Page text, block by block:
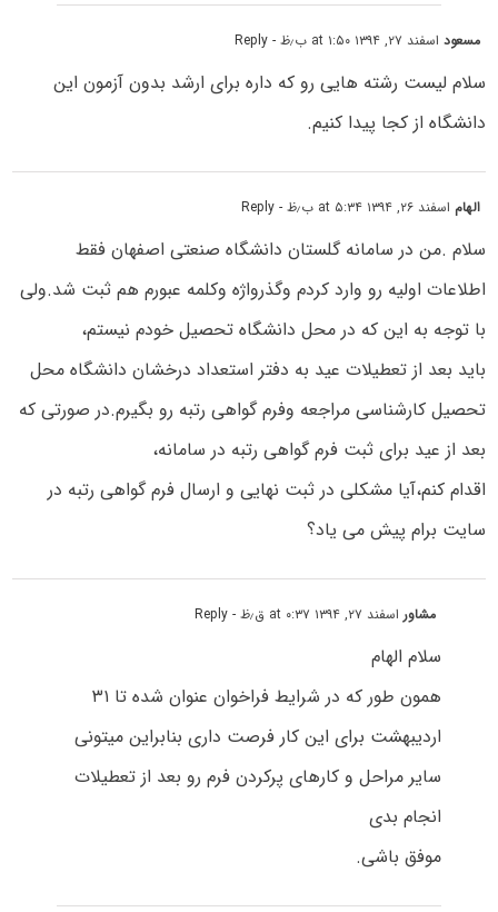
مسعوداسفند ۲۷, ۱۳۹۴ at ۱:۵۰ ب٫ظ - Reply
سلام لیست رشته هایی رو که داره برای ارشد بدون آزمون این
دانشگاه از کجا پیدا کنیم.
الهام اسفند ۲۶, ۱۳۹۴ at ۵:۳۴ ب٫ظ - Reply
سلام .من در سامانه گلستان دانشگاه صنعتی اصفهان فقط
اطلاعات اولیه رو وارد کردم وگذرواژه وکلمه عبورم هم ثبت شد.ولی
با توجه به این که در محل دانشگاه تحصیل خودم نیستم،
باید بعد از تعطیلات عید به دفتر استعداد درخشان دانشگاه محل
تحصیل کارشناسی مراجعه وفرم گواهی رتبه رو بگیرم.در صورتی که
بعد از عید برای ثبت فرم گواهی رتبه در سامانه،
اقدام کنم،آیا مشکلی در ثبت نهایی و ارسال فرم گواهی رتبه در
سایت برام پیش می یاد؟
مشاوراسفند ۲۷, ۱۳۹۴ at ۰:۳۷ ق٫ظ - Reply
سلام الهام
همون طور که در شرایط فراخوان عنوان شده تا ۳۱
اردیبهشت برای این کار فرصت داری بنابراین میتونی
سایر مراحل و کارهای پرکردن فرم رو بعد از تعطیلات
انجام بدی
موفق باشی.